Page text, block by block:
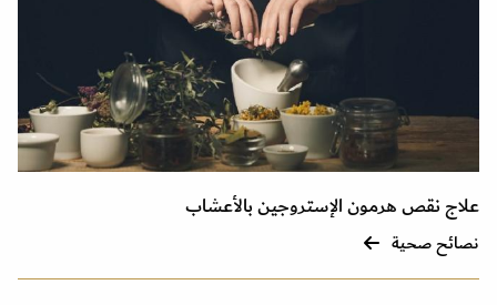
علاج نقص هرمون الإستروجين بالأعشاب
نصائح صحية